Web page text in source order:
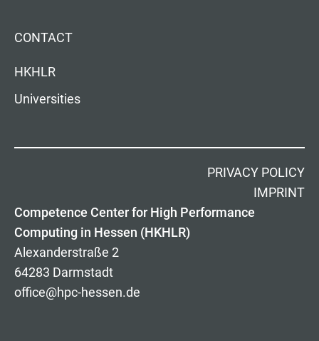
CONTACT
HKHLR
Universities
PRIVACY POLICY
IMPRINT
Competence Center for High Performance
Computing in Hessen (HKHLR)
Alexanderstraße 2
64283 Darmstadt
office@hpc-hessen.de